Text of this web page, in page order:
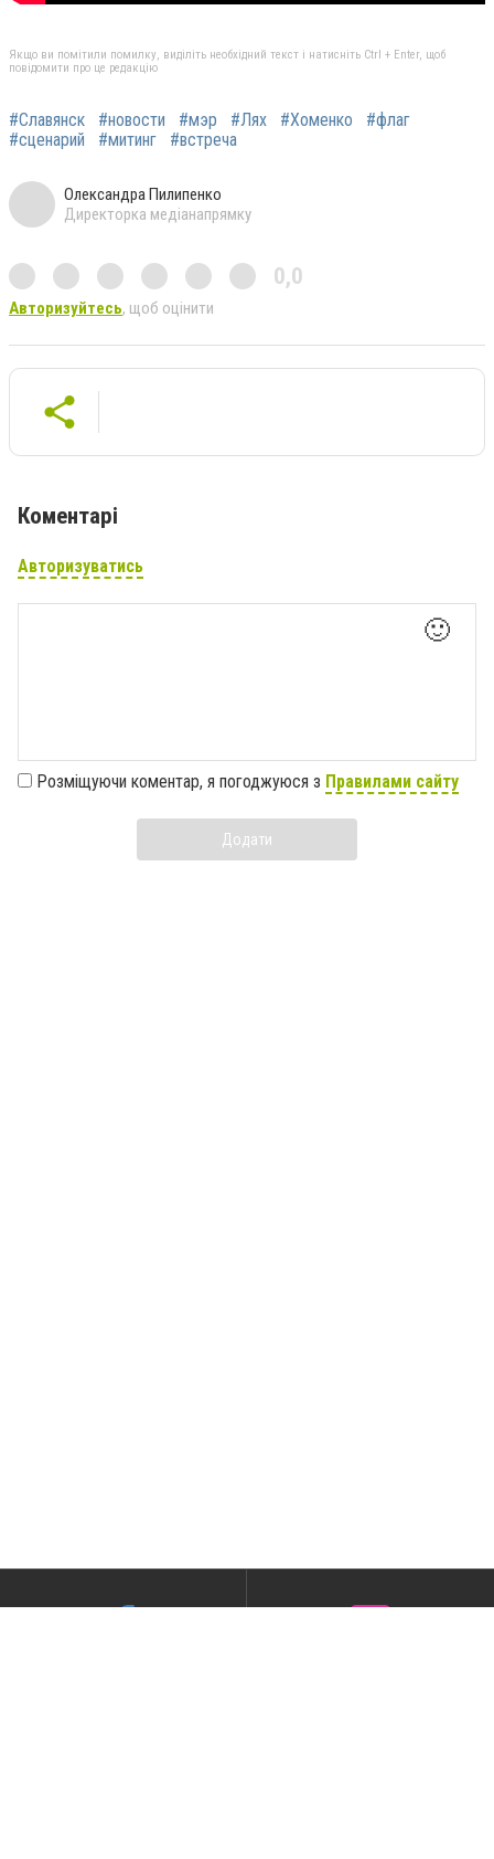
Якщо ви помітили помилку, виділіть необхідний текст і натисніть Ctrl + Enter, щоб
повідомити про це редакцію
#Славянск #новости #мэр #Лях #Хоменко
#флаг
#сценарий
#митинг #встреча
Олександра Пилипенко
Директорка медіанапрямку
0,0
Авторизуйтесь, щоб оцінити
Коментарі
Авторизуватись
🙂
Розміщуючи коментар, я погоджуюся з Правилами сайту
Додати